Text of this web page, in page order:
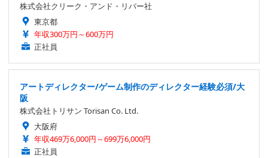
株式会社クリーク・アンド・リバー社
東京都
年収300万円～600万円
正社員
アートディレクター/ゲーム制作のディレクター経験必須/大
阪
株式会社トリサン Torisan Co. Ltd.
大阪府
年収469万6,000円～699万6,000円
正社員